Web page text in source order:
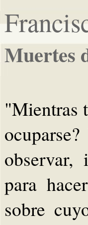
Muertes
"Mientras
observar,
para
sobre